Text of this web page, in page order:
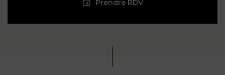
Prendre RDV